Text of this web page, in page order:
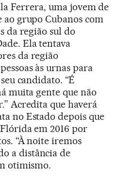
Ferrera, uma jovem de
ao grupo Cubanos com
da região sul do
Ela tentava
da região
às urnas para
candidato. “É
muita gente que não
Acredita que haverá
no Estado depois que
em 2016 por
“À noite iremos
a distância de
otimismo.